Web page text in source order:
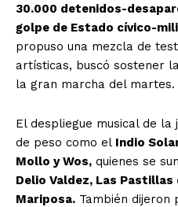
30.000 detenidos-
golpe de Estado cívico-
propuso una mezcla de
artísticas, buscó sostener
la gran marcha del martes.
El despliegue musical de
de peso como el Indio
Mollo y Wos, quienes se
Delio Valdez, Las Pastillas
Mariposa. También dijeron